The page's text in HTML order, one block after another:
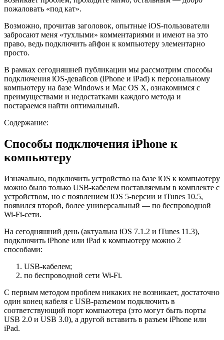
пожаловать «под кат».
Возможно, прочитав заголовок, опытные iOS-пользователи
забросают меня «тухлыми» комментариями и имеют на это
право, ведь подключить айфон к компьютеру элементарно
просто.
В рамках сегодняшней публикации мы рассмотрим способы
подключения iOS-девайсов (iPhone и iPad) к персональному
компьютеру на базе Windows и Mac OS X, ознакомимся с
преимуществами и недостатками каждого метода и
постараемся найти оптимальный.
Содержание:
Способы подключения iPhone к
компьютеру
Изначально, подключить устройство на базе iOS к компьютеру
можно было только USB-кабелем поставляемым в комплекте с
устройством, но с появлением iOS 5-версии и iTunes 10.5,
появился второй, более универсальный — по беспроводной
Wi-Fi-сети.
На сегодняшний день (актуальна iOS 7.1.2 и iTunes 11.3),
подключить iPhone или iPad к компьютеру можно 2
способами:
USB-кабелем;
по беспроводной сети Wi-Fi.
С первым методом проблем никаких не возникает, достаточно
один конец кабеля с USB-разъемом подключить в
соответствующий порт компьютера (это могут быть порты
USB 2.0 и USB 3.0), а другой вставить в разъем iPhone или
iPad.